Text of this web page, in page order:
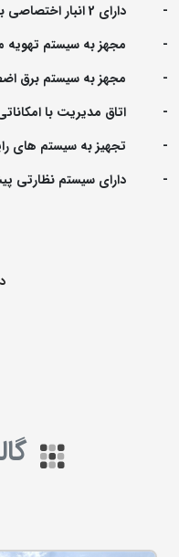
- دارای 2 انبار اختصاصی برای هر طبقه
- مجهز به سیستم تهویه
- مجهز به سیستم برق
- اتاق مدیریت با امکاناتی
- تجهیز به سیستم های
- دارای سیستم نظارتی